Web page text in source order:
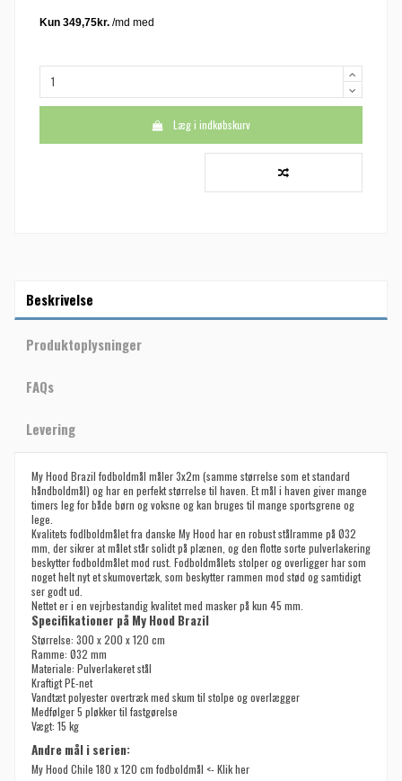
Læg i indkøbskurv
Beskrivelse
Produktoplysninger
FAQs
Levering
My Hood Brazil fodboldmål måler 3x2m (samme størrelse som et standard
håndboldmål) og har en perfekt størrelse til haven. Et mål i haven giver mange
timers leg for både børn og voksne og kan bruges til mange sportsgrene og
lege.
Kvalitets fodlboldmålet fra danske My Hood har en robust stålramme på Ø32
mm, der sikrer at målet står solidt på plænen, og den flotte sorte pulverlakering
beskytter fodboldmålet mod rust. Fodboldmålets stolper og overligger har som
noget helt nyt et skumovertæk, som beskytter rammen mod stød og samtidigt
ser godt ud.
Nettet er i en vejrbestandig kvalitet med masker på kun 45 mm.
Specifikationer på My Hood Brazil
Størrelse: 300 x 200 x 120 cm
Ramme: Ø32 mm
Materiale: Pulverlakeret stål
Kraftigt PE-net
Vandtæt polyester overtræk med skum til stolpe og overlægger
Medfølger 5 pløkker til fastgørelse
Vægt: 15 kg
Andre mål i serien:
My Hood Chile 180 x 120 cm fodboldmål <- Klik her